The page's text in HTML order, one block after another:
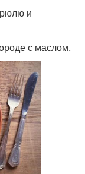
и
с маслом.